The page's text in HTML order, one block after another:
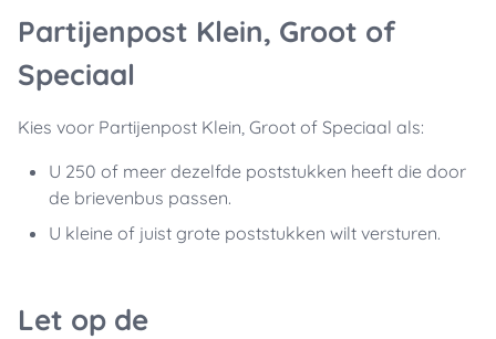
Partijenpost Klein, Groot of
Speciaal
Kies voor Partijenpost Klein, Groot of Speciaal als:
U 250 of meer dezelfde poststukken heeft die door
de brievenbus passen.
U kleine of juist grote poststukken wilt versturen.
Let op de